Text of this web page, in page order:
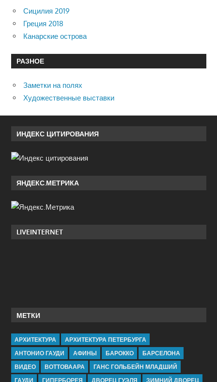
Сицилия 2019
Греция 2018
Канарские острова
РАЗНОЕ
Заметки на полях
Художественные выставки
ИНДЕКС ЦИТИРОВАНИЯ
ЯНДЕКС.МЕТРИКА
LIVEINTERNET
МЕТКИ
АРХИТЕКТУРА
АРХИТЕКТУРА ПЕТЕРБУРГА
АНТОНИО ГАУДИ
АФИНЫ БАРОККО
БАРСЕЛОНА
ВИДЕО
ВОТТОВААРА
ГАНС ГОЛЬБЕЙН МЛАДШИЙ
ГАУДИ
ГИПЕРБОРЕЯ ДВОРЕЦ ГУЭЛЯ ЗИМНИЙ ДВОРЕЦ